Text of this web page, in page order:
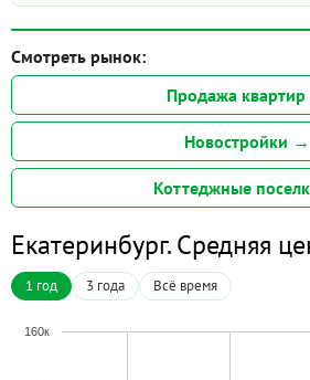
Смотреть рынок:
Продажа
Новостройки →
Коттеджные
Екатеринбург. Средняя
1 год 3 года Всё время
160к